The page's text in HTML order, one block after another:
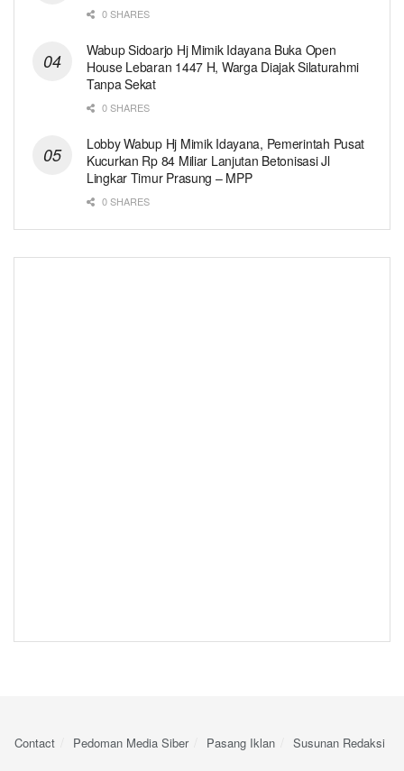
0 SHARES
Wabup Sidoarjo Hj Mimik Idayana Buka Open
House Lebaran 1447 H, Warga Diajak Silaturahmi
Tanpa Sekat
0 SHARES
Lobby Wabup Hj Mimik Idayana, Pemerintah Pusat
Kucurkan Rp 84 Miliar Lanjutan Betonisasi Jl
Lingkar Timur Prasung – MPP
0 SHARES
Contact Pedoman Media Siber Pasang Iklan Susunan Redaksi